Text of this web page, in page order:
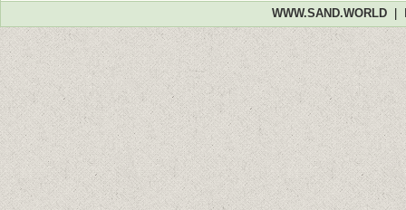
WWW.SAND.WORLD|